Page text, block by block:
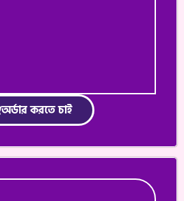
অর্ডার করতে চাই